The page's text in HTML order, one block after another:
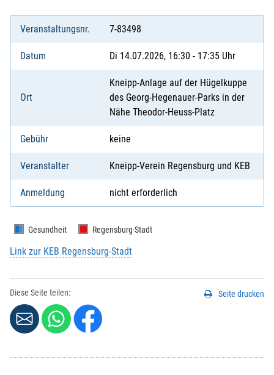
Veranstaltungsnr. 7-83498
Datum Di 14.07.2026, 16:30 - 17:35 Uhr
Ort
Kneipp-Anlage auf der Hügelkuppe
des Georg-Hegenauer-Parks in der
Nähe Theodor-Heuss-Platz
Gebühr keine
Veranstalter Kneipp-Verein Regensburg und KEB
Anmeldung nicht erforderlich
Gesundheit Regensburg-Stadt
Link zur KEB Regensburg-Stadt
Diese Seite teilen: Seite drucken